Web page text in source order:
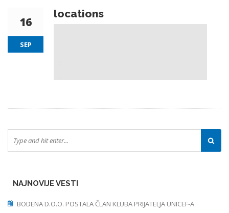
16
SEP
locations
NAJNOVIJE VESTI
BODENA D.O.O. POSTALA ČLAN KLUBA PRIJATELJA UNICEF-A